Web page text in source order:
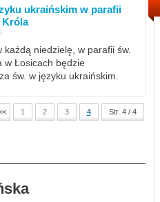
ukraińskim w parafii
Króla
każdą niedzielę, w parafii św.
w Łosicach będzie
św. w języku ukraińskim.
1 2 3 4 Str. 4 / 4